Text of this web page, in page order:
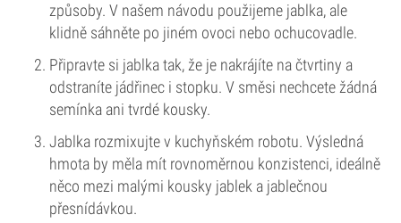
způsoby. V našem návodu použijeme jablka, ale
klidně sáhněte po jiném ovoci nebo ochucovadle.
Připravte si jablka tak, že je nakrájíte na čtvrtiny a
odstraníte jádřinec i stopku. V směsi nechcete žádná
semínka ani tvrdé kousky.
Jablka rozmixujte v kuchyňském robotu. Výsledná
hmota by měla mít rovnoměrnou konzistenci, ideálně
něco mezi malými kousky jablek a jablečnou
přesnídávkou.